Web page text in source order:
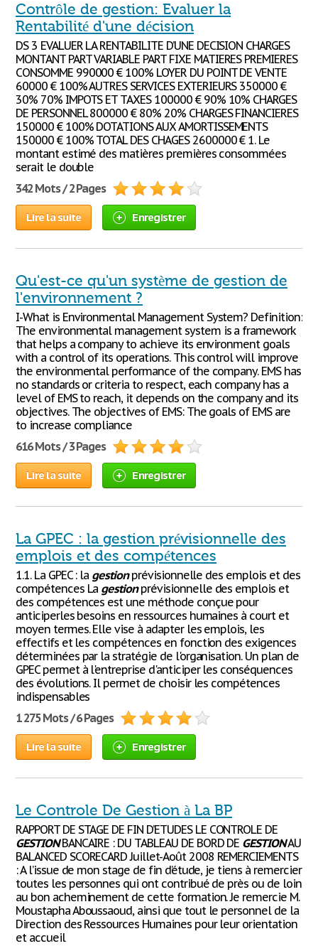
Contrôle de gestion: Evaluer la
Rentabilité d'une décision
DS 3 EVALUER LA RENTABILITE D’UNE DECISION CHARGES
MONTANT PART VARIABLE PART FIXE MATIERES PREMIERES
CONSOMME 990000 € 100% LOYER DU POINT DE VENTE
60000 € 100% AUTRES SERVICES EXTERIEURS 350000 €
30% 70% IMPOTS ET TAXES 100000 € 90% 10% CHARGES
DE PERSONNEL 800000 € 80% 20% CHARGES FINANCIERES
150000 € 100% DOTATIONS AUX AMORTISSEMENTS
150000 € 100% TOTAL DES CHAGES 2600000 € 1. Le
montant estimé des matières premières consommées
serait le double
342 Mots / 2 Pages
Lire la suite Enregistrer
Qu'est-ce qu'un système de gestion de
l'environnement ?
I-What is Environmental Management System? Definition:
The environmental management system is a framework
that helps a company to achieve its environment goals
with a control of its operations. This control will improve
the environmental performance of the company. EMS has
no standards or criteria to respect, each company has a
level of EMS to reach, it depends on the company and its
objectives. The objectives of EMS: The goals of EMS are
to increase compliance
616 Mots / 3 Pages
Lire la suite Enregistrer
La GPEC : la gestion prévisionnelle des
emplois et des compétences
1.1. La GPEC : la gestionprévisionnelle des emplois et des
compétences La gestionprévisionnelle des emplois et
des compétences est une méthode conçue pour
anticiperles besoins en ressources humaines à court et
moyen termes. Elle vise à adapter les emplois, les
effectifs et les compétences en fonction des exigences
déterminées par la stratégie de l'organisation. Un plan de
GPEC permet à l'entreprise d'anticiper les conséquences
des évolutions. Il permet de choisir les compétences
indispensables
1 275 Mots / 6 Pages
Lire la suite Enregistrer
Le Controle De Gestion à La BP
RAPPORT DE STAGE DE FIN D’ETUDES LE CONTROLE DE
GESTIONBANCAIRE : DU TABLEAU DE BORD DE GESTIONAU
BALANCED SCORECARD Juillet-Août 2008 REMERCIEMENTS
: A l’issue de mon stage de fin d’étude, je tiens à remercier
toutes les personnes qui ont contribué de près ou de loin
au bon acheminement de cette formation. Je remercie M.
Moustapha Aboussaoud, ainsi que tout le personnel de la
Direction des Ressources Humaines pour leur orientation
et accueil